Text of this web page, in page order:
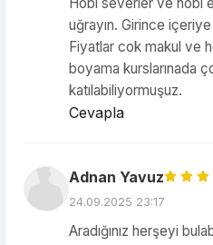
uğrayın. Girince
Fiyatlar cok makul ve
boyama kurslarınada
katılabiliyormuşuz.
Cevapla
Adnan Yavuz
24.09.2025 23:17
Aradığınız herşeyi